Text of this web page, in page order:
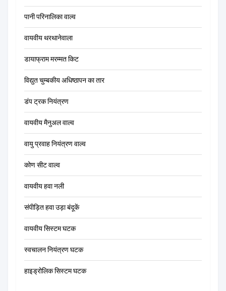
पानी परिनालिका वाल्व
वायवीय थरथानेवाला
डायाफ्राम मरम्मत किट
विद्युत चुम्बकीय अधिष्ठापन का तार
डंप ट्रक नियंत्रण
वायवीय मैनुअल वाल्व
वायु प्रवाह नियंत्रण वाल्व
कोण सीट वाल्व
वायवीय हवा नली
संपीड़ित हवा उड़ा बंदूकें
वायवीय सिस्टम घटक
स्वचालन नियंत्रण घटक
हाइड्रोलिक सिस्टम घटक